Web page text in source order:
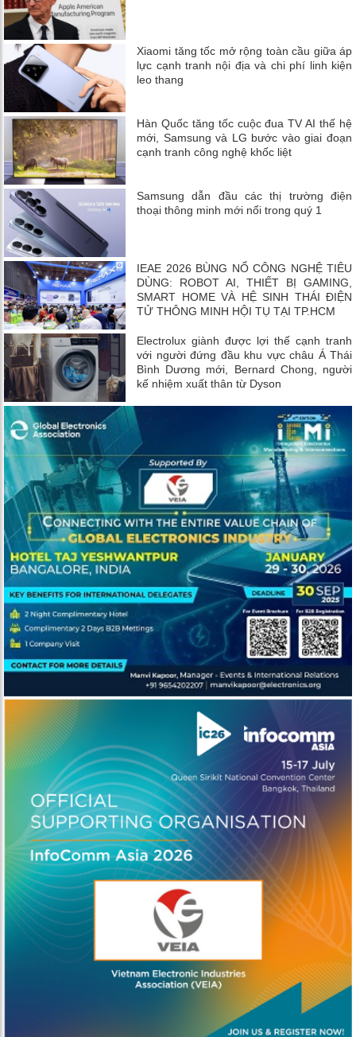
Xiaomi tăng tốc mở rộng toàn cầu giữa áp
lực cạnh tranh nội địa và chi phí linh kiện
leo thang
Hàn Quốc tăng tốc cuộc đua TV AI thế hệ
mới, Samsung và LG bước vào giai đoạn
cạnh tranh công nghệ khốc liệt
Samsung dẫn đầu các thị trường điện
thoại thông minh mới nổi trong quý 1
IEAE 2026 BÙNG NỔ CÔNG NGHỆ TIÊU
DÙNG: ROBOT AI, THIẾT BỊ GAMING,
SMART HOME VÀ HỆ SINH THÁI ĐIỆN
TỬ THÔNG MINH HỘI TỤ TẠI TP.HCM
Electrolux giành được lợi thế cạnh tranh
với người đứng đầu khu vực châu Á Thái
Bình Dương mới, Bernard Chong, người
kế nhiệm xuất thân từ Dyson